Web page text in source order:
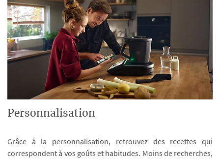
Personnalisation
Grâce à la personnalisation, retrouvez des recettes qui
correspondent à vos goûts et habitudes. Moins de recherches,